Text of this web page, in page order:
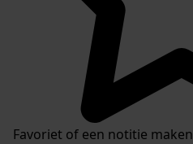
Favoriet of een notitie maken